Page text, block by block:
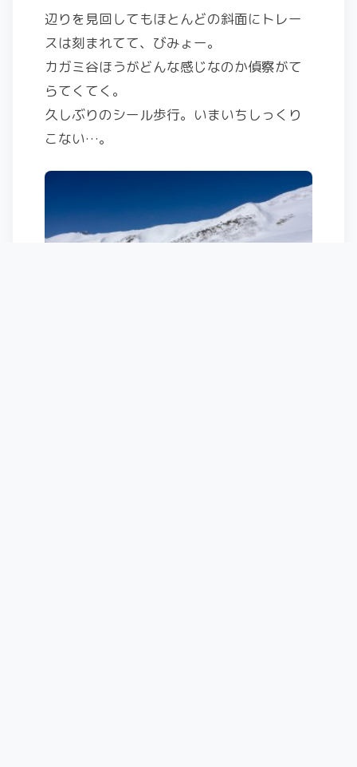
辺りを見回してもほとんどの斜面にトレー
スは刻まれてて、びみょー。
カガミ谷ほうがどんな感じなのか偵察がて
らてくてく。
久しぶりのシール歩行。いまいちしっくり
こない…。